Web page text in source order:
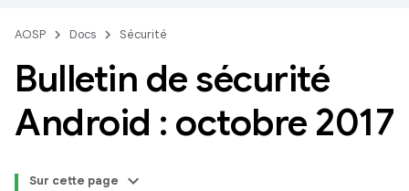
AOSP Docs Sécurité
Bulletin de sécurité
Android : octobre 2017
Sur cette page